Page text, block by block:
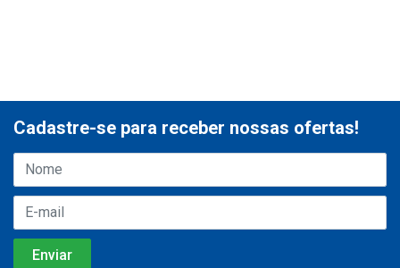
Cadastre-se para receber nossas ofertas!